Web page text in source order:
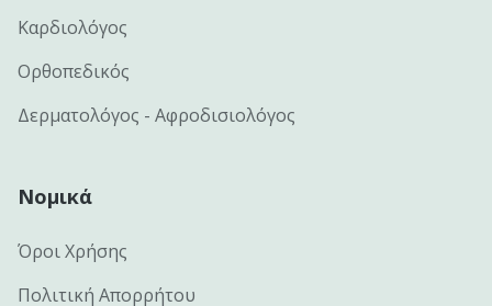
Καρδιολόγος
Ορθοπεδικός
Δερματολόγος - Αφροδισιολόγος
Νομικά
Όροι Χρήσης
Πολιτική Απορρήτου